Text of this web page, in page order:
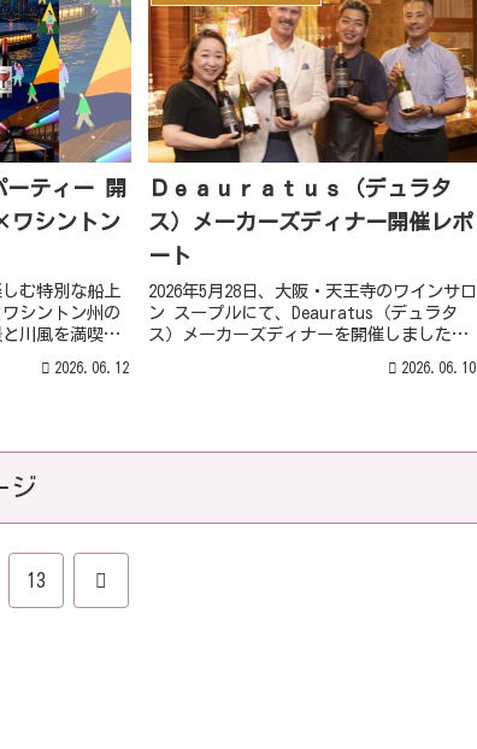
ティー 開
シントン
む特別な船上
シントン州の
川風を満喫。
2026.06.12
Ｄｅａｕｒａｔｕｓ（デュラタ
ス）メーカーズディナー開催レポ
ート
2026年5月28日、大阪・天王寺のワインサロ
ン スープルにて、Deauratus（デュラタ
ス）メーカーズディナーを開催しました。
俊星氏、エリック・ボーハー氏を迎え、中
2026.06.10
ジ
13 次